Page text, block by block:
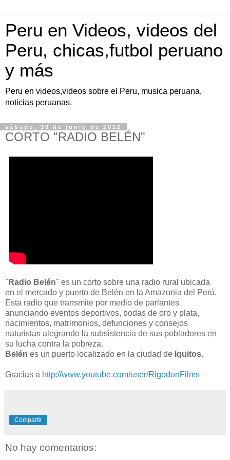
Peru en Videos, videos del
Peru, chicas,futbol peruano
y más
Peru en videos,videos sobre el Peru, musica peruana,
noticias peruanas.
sábado, 30 de junio de 2012
CORTO "RADIO BELÉN"
" Radio Belén" es un corto sobre una radio rural ubicada
en el mercado y puerto de Belén en la Amazonia del Perú.
Esta radio que transmite por medio de parlantes
anunciando eventos deportivos, bodas de oro y plata,
nacimientos, matrimonios, defunciones y consejos
naturistas alegrando la subsistencia de sus pobladores en
su lucha contra la pobreza.
Belén es un puerto localizado en la ciudad de Iquitos.
Gracias a http://www.youtube.com/user/RigodonFilms
Compartir
No hay comentarios: